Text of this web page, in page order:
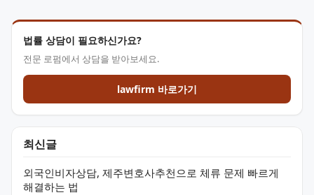
법률 상담이 필요하신가요?
전문 로펌에서 상담을 받아보세요.
lawfirm 바로가기
최신글
외국인비자상담, 제주변호사추천으로 체류 문제 빠르게
해결하는 법